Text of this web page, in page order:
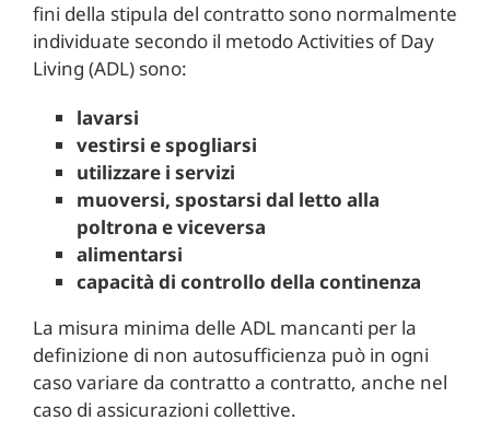
fini della stipula del contratto sono normalmente
individuate secondo il metodo Activities of Day
Living (ADL) sono:
lavarsi
vestirsi e spogliarsi
utilizzare i servizi
muoversi, spostarsi dal letto alla
poltrona e viceversa
alimentarsi
capacità di controllo della continenza
La misura minima delle ADL mancanti per la
definizione di non autosufficienza può in ogni
caso variare da contratto a contratto, anche nel
caso di assicurazioni collettive.